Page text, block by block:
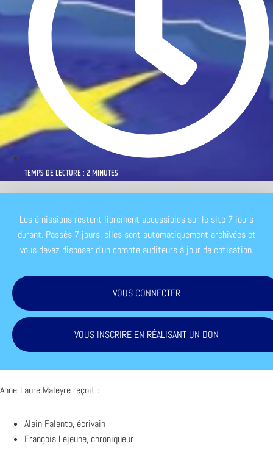
TEMPS DE LECTURE : 2 MINUTES
Les émissions restent librement accessibles sur le site 7 jours
durant. Passés 7 jours, elles sont automatiquement archivées et
vous devez disposer d'un compte auditeurs à jour de cotisation.
VOUS CONNECTER
VOUS INSCRIRE EN RÉALISANT UN DON
Anne-Laure Maleyre reçoit :
Alain Falento, écrivain
François Lejeune, chroniqueur